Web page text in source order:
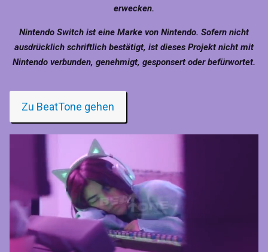
erwecken.
Nintendo Switch ist eine Marke von Nintendo. Sofern nicht
ausdrücklich schriftlich bestätigt, ist dieses Projekt nicht mit
Nintendo verbunden, genehmigt, gesponsert oder befürwortet.
Zu BeatTone gehen